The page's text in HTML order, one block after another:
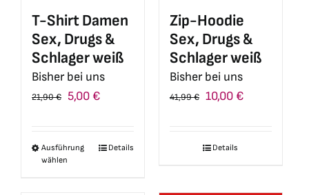
T-Shirt Damen
Sex, Drugs &
Schlager weiß
Bisher bei uns
21,90€
Ursprünglicher
21,90 €
5,00 €Aktueller
5,00 €.
Ausführung
wählen
DiesesDetails
Zip-Hoodie
Sex, Drugs &
Schlager weiß
Bisher bei uns
41,99€ Ursprünglicher
41,99 €
10,00 €Aktueller
Details